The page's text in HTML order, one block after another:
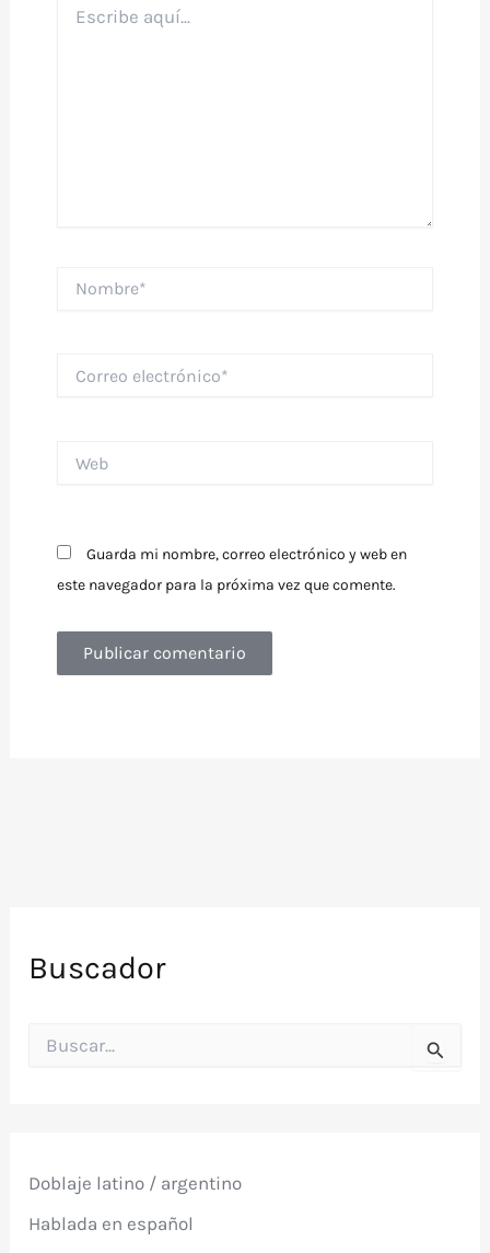
aquí...
electrónico*
Guarda mi nombre, correo electrónico y web en
este navegador para la próxima vez que comente.
Buscador
o
:
Doblaje latino / argentino
Hablada en español